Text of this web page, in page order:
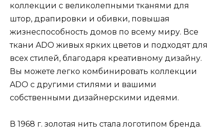
коллекции с великолепными тканями для
штор, драпировки и обивки, повышая
жизнеспособность домов по всему миру. Все
ткани ADO живых ярких цветов и подходят для
всех стилей, благодаря креативному дизайну.
Вы можете легко комбинировать коллекции
ADO с другими стилями и вашими
собственными дизайнерскими идеями.
В 1968 г. золотая нить стала логотипом бренда.